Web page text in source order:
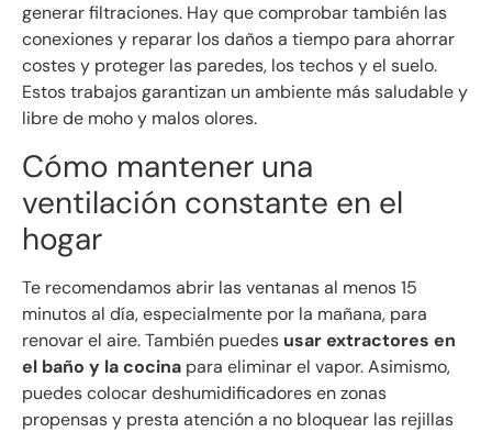
generar filtraciones. Hay que comprobar también las
conexiones y reparar los daños a tiempo para ahorrar
costes y proteger las paredes, los techos y el suelo.
Estos trabajos garantizan un ambiente más saludable y
libre de moho y malos olores.
Cómo mantener una
ventilación constante en el
hogar
Te recomendamos abrir las ventanas al menos 15
minutos al día, especialmente por la mañana, para
renovar el aire. También puedes usar extractores en
el baño y la cocina para eliminar el vapor. Asimismo,
puedes colocar deshumidificadores en zonas
propensas y presta atención a no bloquear las rejillas